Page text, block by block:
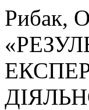
Рибак,